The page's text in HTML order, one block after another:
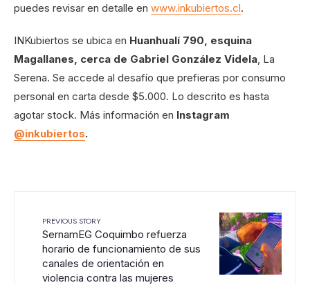
puedes revisar en detalle en www.inkubiertos.cl.
INKubiertos se ubica en Huanhualí 790, esquina
Magallanes, cerca de Gabriel González Videla, La
Serena. Se accede al desafío que prefieras por consumo
personal en carta desde $5.000. Lo descrito es hasta
agotar stock. Más información en Instagram
@inkubiertos.
PREVIOUS STORY
SernamEG Coquimbo refuerza
horario de funcionamiento de sus
canales de orientación en
violencia contra las mujeres